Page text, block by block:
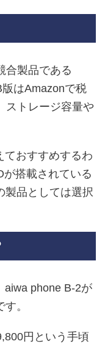
合製品である
はAmazonで税
ストレージ容量や
ておすすめするわ
搭載されている
製品としては選択
aiwa phone B-2が
。
円という手頃